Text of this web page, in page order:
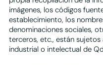
imágenes, los códigos
establecimiento, los
denominaciones sociales,
terceros, etc., están
industrial o intelectual de